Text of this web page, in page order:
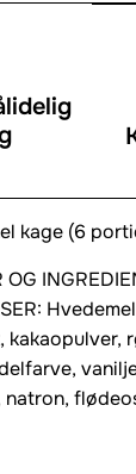
kage (6
OG
natron,